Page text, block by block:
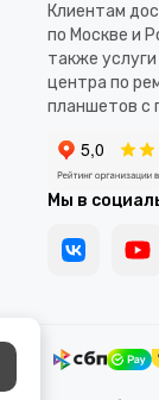
Клиентам
по Москве и
также
центра по
планшетов с
Мы в